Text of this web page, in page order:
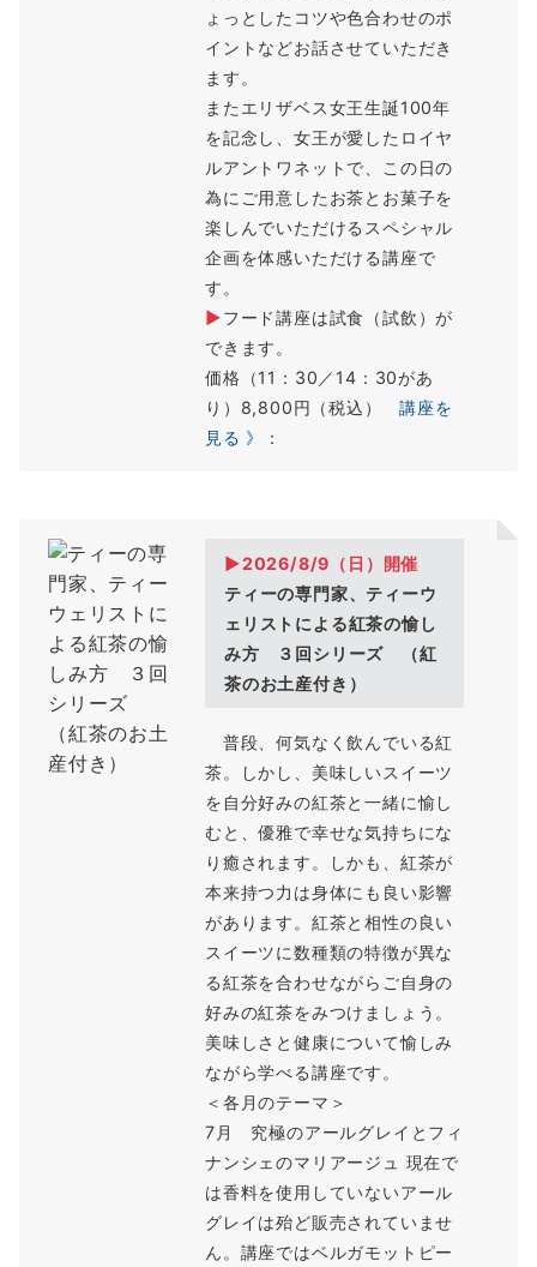
ょっとしたコツや色合わせのポ
イントなどお話させていただき
ます。
またエリザベス女王生誕100年
を記念し、女王が愛したロイヤ
ルアントワネットで、この日の
為にご用意したお茶とお菓子を
楽しんでいただけるスペシャル
企画を体感いただける講座で
す。
▶フード講座は試食（試飲）が
できます。
価格（11：30／14：30があ
り）8,800円（税込）講座を
見る 》
：
▶2026/8/9（ 日 ）開催
ティーの専門家、ティーウ
ェリストによる紅茶の愉し
み方 ３回シリーズ （紅
茶のお土産付き）
普段、何気なく飲んでいる紅
茶。しかし、美味しいスイーツ
を自分好みの紅茶と一緒に愉し
むと、優雅で幸せな気持ちにな
り癒されます。しかも、紅茶が
本来持つ力は身体にも良い影響
があります。紅茶と相性の良い
スイーツに数種類の特徴が異な
る紅茶を合わせながらご自身の
好みの紅茶をみつけましょう。
美味しさと健康について愉しみ
ながら学べる講座です。
＜各月のテーマ＞
7月 究極のアールグレイとフィ
ナンシェのマリアージュ 現在で
は香料を使用していないアール
グレイは殆ど販売されていませ
ん。講座ではベルガモットピー